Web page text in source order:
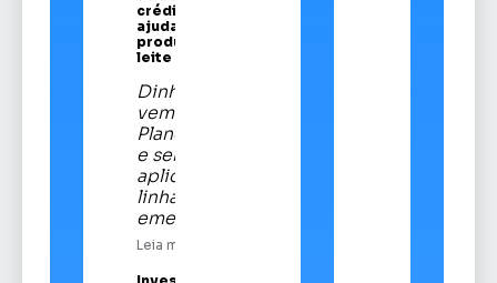
crédito para
ajudar
produtores de
leite
Dinheiro
vem do
Plano Safra
e será
aplicado em
linha
emergencial
Leia mais